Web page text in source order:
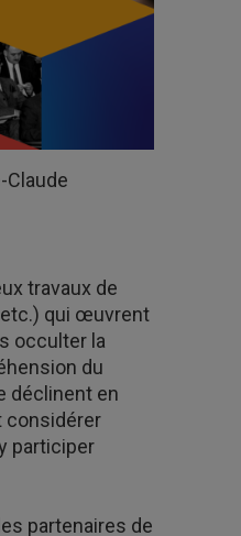
Claude
travaux de
etc.) qui œuvrent
occulter la
du
déclinent en
considérer
participer
partenaires de